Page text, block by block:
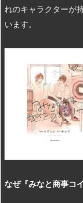
れのキャラクターが
います。
なぜ『みなと商事コ